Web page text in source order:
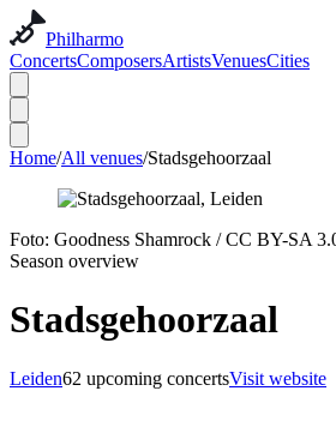
Philharmo
ConcertsComposersArtistsVenuesCities
Home/All venues/Stadsgehoorzaal
Foto: Goodness Shamrock /CC BY-SA
Season overview
Stadsgehoorzaal
Leiden62 upcoming concertsVisit website